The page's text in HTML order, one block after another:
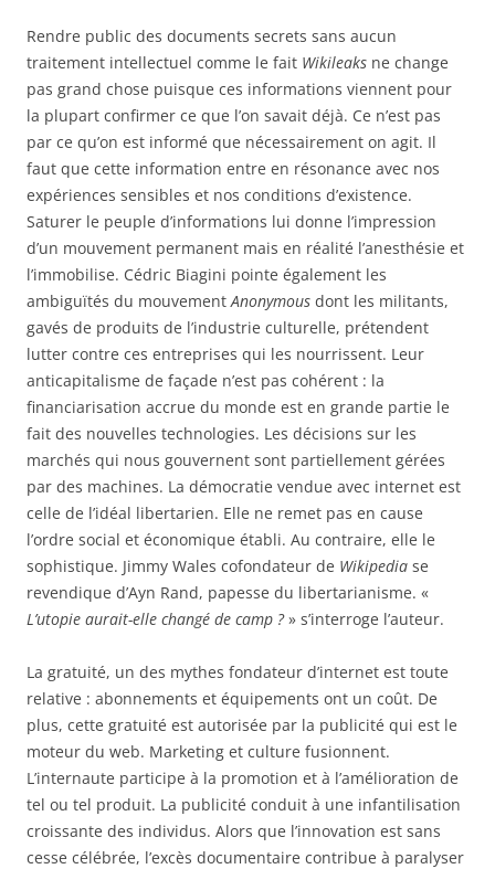
Rendre public des documents secrets sans aucun
traitement intellectuel comme le fait Wikileaks ne change
pas grand chose puisque ces informations viennent pour
la plupart confirmer ce que l’on savait déjà. Ce n’est pas
par ce qu’on est informé que nécessairement on agit. Il
faut que cette information entre en résonance avec nos
expériences sensibles et nos conditions d’existence.
Saturer le peuple d’informations lui donne l’impression
d’un mouvement permanent mais en réalité l’anesthésie et
l’immobilise. Cédric Biagini pointe également les
ambiguïtés du mouvementAnonymous dont les militants,
gavés de produits de l’industrie culturelle, prétendent
lutter contre ces entreprises qui les nourrissent. Leur
anticapitalisme de façade n’est pas cohérent : la
financiarisation accrue du monde est en grande partie le
fait des nouvelles technologies. Les décisions sur les
marchés qui nous gouvernent sont partiellement gérées
par des machines. La démocratie vendue avec internet est
celle de l’idéal libertarien. Elle ne remet pas en cause
l’ordre social et économique établi. Au contraire, elle le
sophistique. Jimmy Wales cofondateur de Wikipedia se
revendique d’Ayn Rand, papesse du libertarianisme. «
L’utopie aurait-elle changé de camp ?» s’interroge l’auteur.
La gratuité, un des mythes fondateur d’internet est toute
relative : abonnements et équipements ont un coût. De
plus, cette gratuité est autorisée par la publicité qui est le
moteur du web. Marketing et culture fusionnent.
L’internaute participe à la promotion et à l’amélioration de
tel ou tel produit. La publicité conduit à une infantilisation
croissante des individus. Alors que l’innovation est sans
cesse célébrée, l’excès documentaire contribue à paralyser